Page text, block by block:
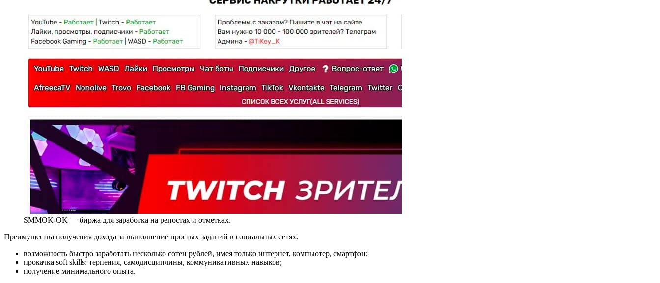
SMMOK-OK — биржа для заработка на репостах и отметках.
Преимущества получения дохода за выполнение простых заданий в социальных сетях:
возможность быстро заработать несколько сотен рублей, имея только интернет, компьютер, смартфон;
прокачка soft skills: терпения, самодисциплины, коммуникативных навыков;
получение минимального опыта.